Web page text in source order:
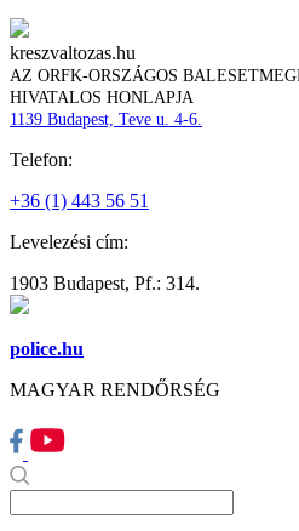
kreszvaltozas.hu
AZ ORFK-ORSZÁGOS
HIVATALOS HONLAPJA
1139 Budapest, Teve u. 4-6.
Telefon:
+36 (1) 443 56 51
Levelezési cím:
1903 Budapest, Pf.: 314.
police.hu
MAGYAR RENDŐRSÉG